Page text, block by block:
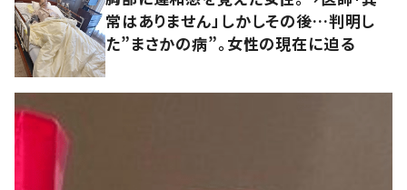
常はありません」しかしその後…判明し
た”まさかの病”。女性の現在に迫る